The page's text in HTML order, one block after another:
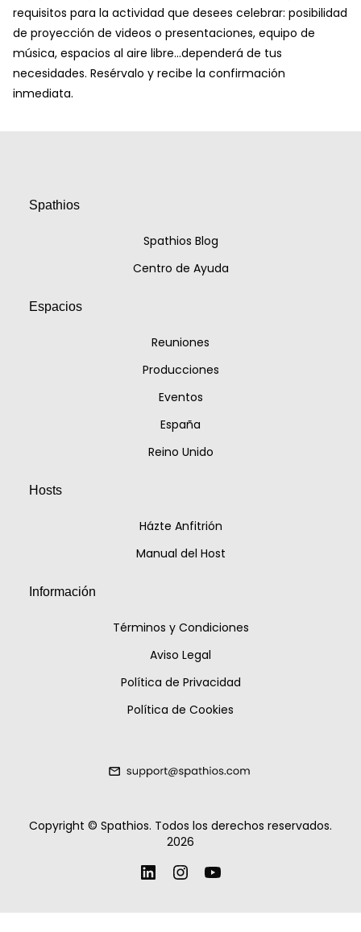
requisitos para la actividad que desees celebrar: posibilidad
de proyección de videos o presentaciones, equipo de
música, espacios al aire libre…dependerá de tus
necesidades. Resérvalo y recibe la confirmación
inmediata.
Spathios
Spathios Blog
Centro de Ayuda
Espacios
Reuniones
Producciones
Eventos
España
Reino Unido
Hosts
Házte Anfitrión
Manual del Host
Información
Términos y Condiciones
Aviso Legal
Política de Privacidad
Política de Cookies
Copyright © Spathios. Todos los derechos reservados.
2026